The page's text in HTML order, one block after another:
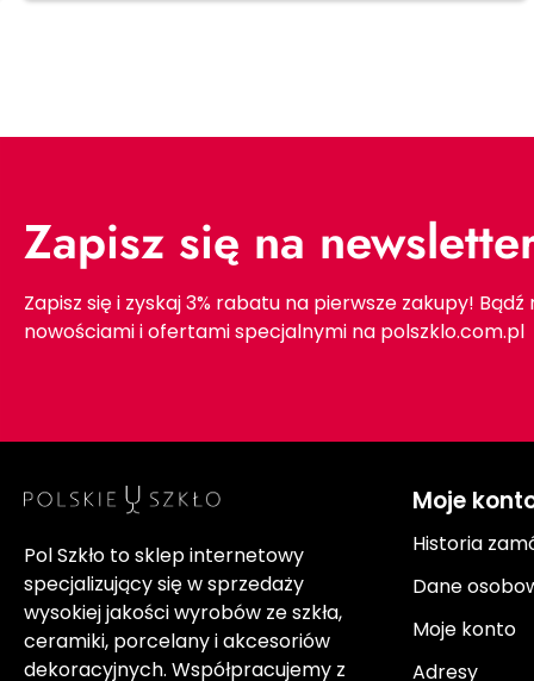
Zapisz się na
Zapisz się i zyskaj 3% rabatu na pierwsze zakupy!
nowościami i ofertami specjalnymi na polszklo.com.pl
Pol Szkło to sklep internetowy
specjalizujący się w sprzedaży
wysokiej jakości wyrobów ze szkła,
ceramiki, porcelany i akcesoriów
dekoracyjnych. Współpracujemy z
Moje
Historia
Dane
Moje konto
Adresy